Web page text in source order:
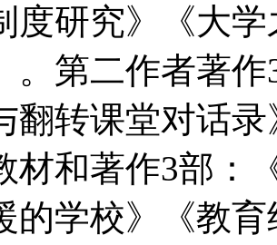
度研究》《大
。第二作者著
翻转课堂对话
材和著作3部：
的学校》《教